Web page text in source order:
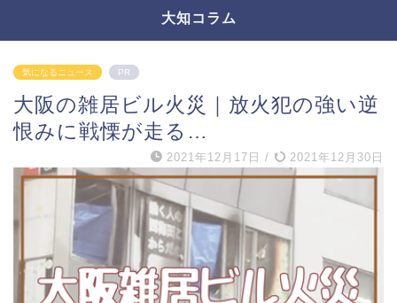
大知コラム
気になるニュース PR
大阪の雑居ビル火災｜放火犯の強い逆
恨みに戦慄が走る…
2021年12月17日 / 2021年12月30日